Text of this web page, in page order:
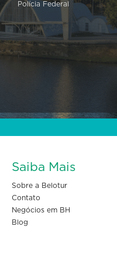
Polícia Federal
Saiba Mais
Sobre a Belotur
Contato
Negócios em BH
Blog